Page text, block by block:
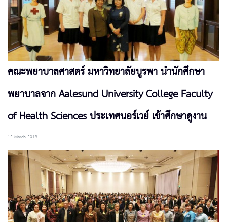
คณะพยาบาลศาสตร์ มหาวิทยาลัยบูรพา นำนักศึกษา
พยาบาลจาก Aalesund University College Faculty
of Health Sciences ประเทศนอร์เวย์ เข้าศึกษาดูงาน
12 March 2019